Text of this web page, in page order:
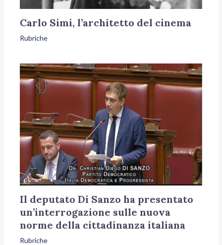
Carlo Simi, l’architetto del cinema
Rubriche
Il deputato Di Sanzo ha presentato
un’interrogazione sulle nuova
norme della cittadinanza italiana
Rubriche